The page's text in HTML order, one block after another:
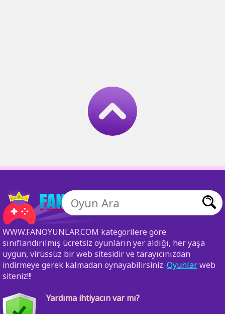
WWW.FANOYUNLAR.COM kategorilere göre
sınıflandırılmış ücretsiz oyunların yer aldığı, her yaşa
uygun, virüssüz bir web sitesidir ve tarayıcınızdan
indirmeye gerek kalmadan oynayabilirsiniz. Oyunlarweb
siteniz!!!
Yardıma ihtiyacın var mı?